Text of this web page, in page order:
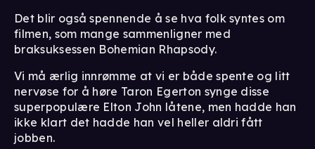
Det blir også spennende å se hva folk syntes om
filmen, som mange sammenligner med
braksuksessen Bohemian Rhapsody.
Vi må ærlig innrømme at vi er både spente og litt
nervøse for å høre Taron Egerton synge disse
superpopulære Elton John låtene, men hadde han
ikke klart det hadde han vel heller aldri fått
jobben.